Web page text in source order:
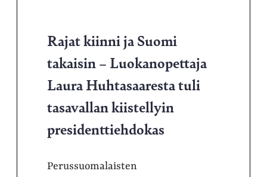
Rajat kiinni ja Suomi
takaisin – Luokanopettaja
Laura Huhtasaaresta tuli
tasavallan kiistellyin
presidenttiehdokas
Perussuomalaisten